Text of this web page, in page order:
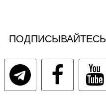
ПОДПИСЫВАЙТЕСЬ